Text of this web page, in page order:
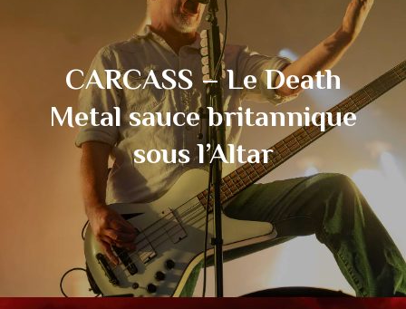
CARCASS – Le Death
Metal sauce britannique
sous l’Altar